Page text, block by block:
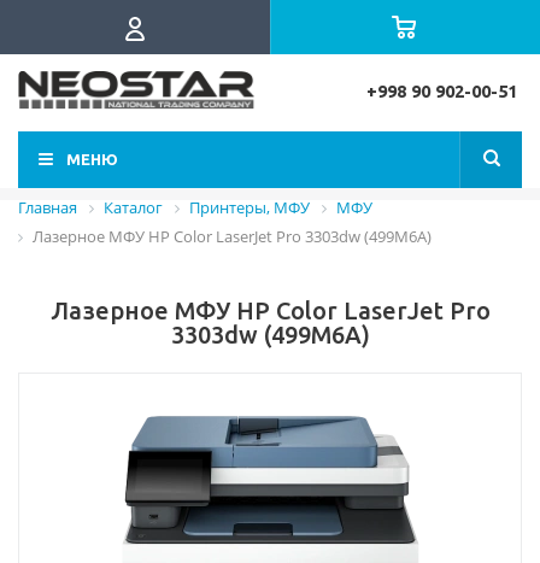
+998 90 902-00-51
МЕНЮ
Главная Каталог Принтеры, МФУ
МФУ
Лазерное МФУ HP Color LaserJet Pro 3303dw (499M6A)
Лазерное МФУ HP Color LaserJet Pro
3303dw (499M6A)